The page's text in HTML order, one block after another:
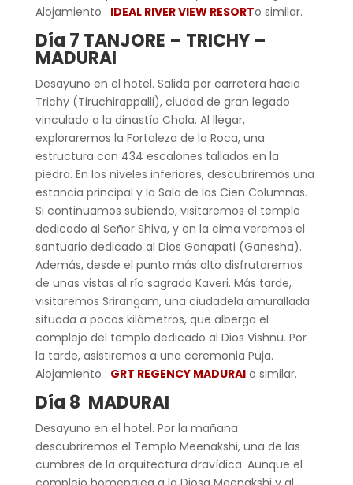
Alojamiento : IDEAL RIVER VIEW RESORTo similar.
Día 7 TANJORE – TRICHY –
MADURAI
Desayuno en el hotel. Salida por carretera hacia
Trichy (Tiruchirappalli), ciudad de gran legado
vinculado a la dinastía Chola. Al llegar,
exploraremos la Fortaleza de la Roca, una
estructura con 434 escalones tallados en la
piedra. En los niveles inferiores, descubriremos una
estancia principal y la Sala de las Cien Columnas.
Si continuamos subiendo, visitaremos el templo
dedicado al Señor Shiva, y en la cima veremos el
santuario dedicado al Dios Ganapati (Ganesha).
Además, desde el punto más alto disfrutaremos
de unas vistas al río sagrado Kaveri. Más tarde,
visitaremos Srirangam, una ciudadela amurallada
situada a pocos kilómetros, que alberga el
complejo del templo dedicado al Dios Vishnu. Por
la tarde, asistiremos a una ceremonia Puja.
Alojamiento : GRT REGENCY MADURAIo similar.
Día 8 MADURAI
Desayuno en el hotel. Por la mañana
descubriremos el Templo Meenakshi, una de las
cumbres de la arquitectura dravídica. Aunque el